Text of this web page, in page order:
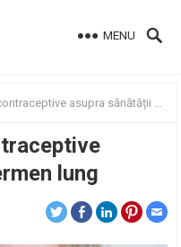
MENU
asupra sănătății pe termen lung
lung